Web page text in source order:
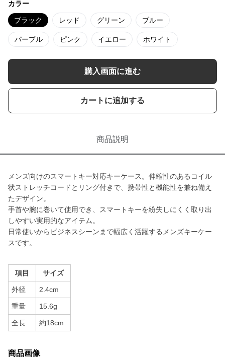
カラー
ブラック レッド グリーン ブルー
パープル ピンク イエロー ホワイト
購入画面に進む
カートに追加する
商品説明
メンズ向けのスマートキー対応キーケース。伸縮性のあるコイル
状ストレッチコードとリング付きで、携帯性と機能性を兼ね備え
たデザイン。
手首や腕に巻いて使用でき、スマートキーを紛失しにくく取り出
しやすい実用的なアイテム。
日常使いからビジネスシーンまで幅広く活躍するメンズキーケー
スです。
項目 サイズ
外径 2.4cm
重量 15.6g
全長 約18cm
商品画像